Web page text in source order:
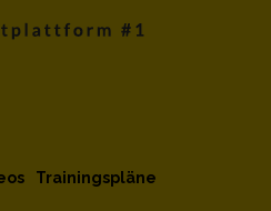
Trainingspläne